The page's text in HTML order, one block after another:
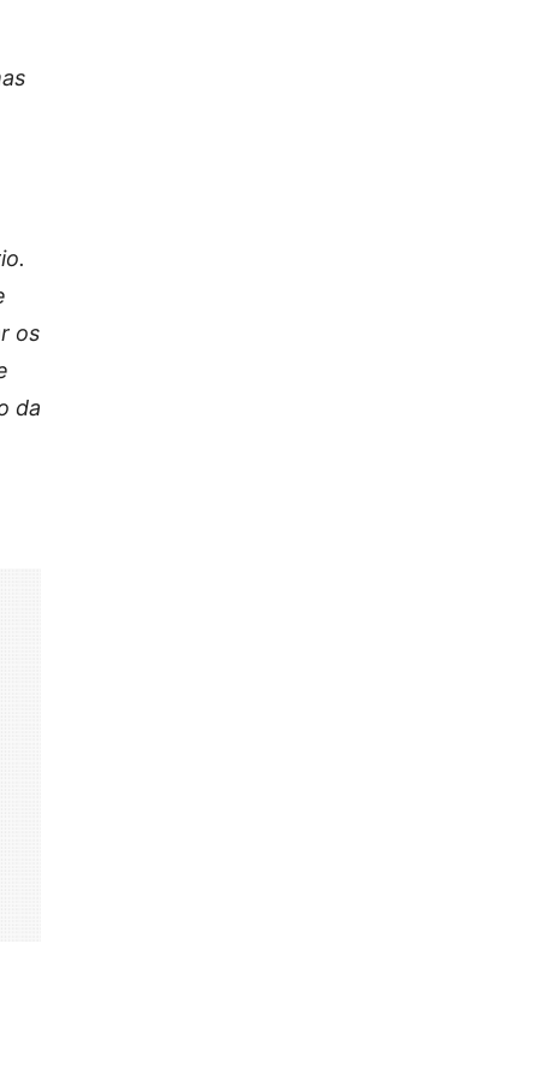
os
da